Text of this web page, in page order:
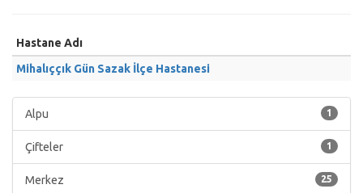
Hastane Adı
Mihalıççık Gün Sazak İlçe Hastanesi
1
Alpu
1
Çifteler
25
Merkez